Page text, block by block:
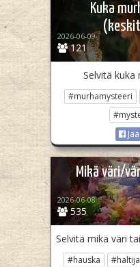
Kuka
121
2026-06-09
Selvitä kuka
#murhamysteeri
Jaa
Mikä väri/
535
2026-06-08
Selvitä mikä väri
#hauska